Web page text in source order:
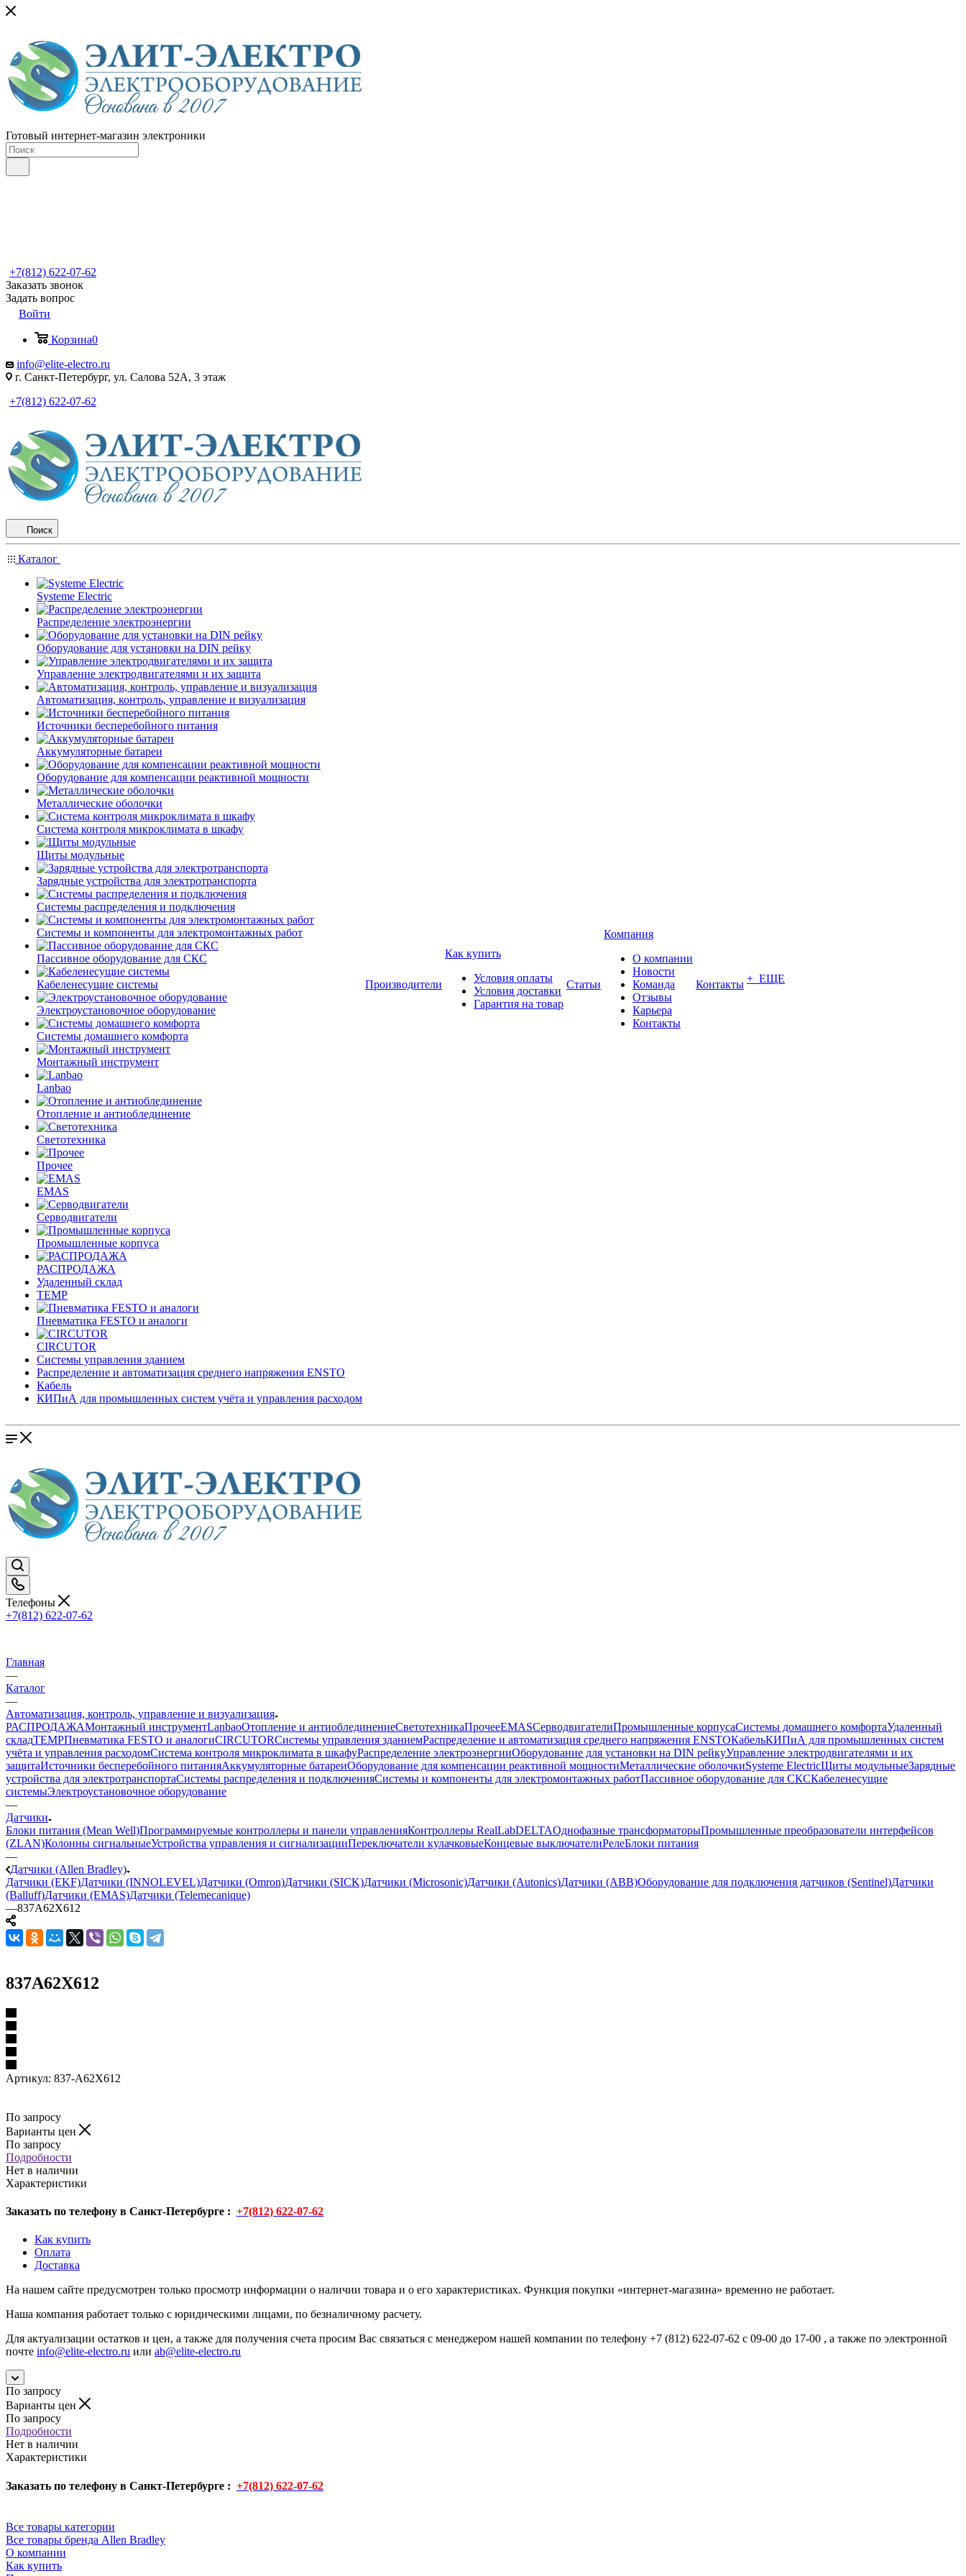
Готовый интернет-магазин электроники
+7(812) 622-07-62
Заказать звонок
Задать вопрос
Войти
Корзина0
info@elite-electro.ru
г. Санкт-Петербург, ул. Салова 52А, 3 этаж
+7(812) 622-07-62
Поиск
Каталог
Systeme Electric
Распределение электроэнергии
Оборудование для установки на DIN рейку
Управление электродвигателями и их защита
Автоматизация, контроль, управление и визуализация
Источники бесперебойного питания
Аккумуляторные батареи
Оборудование для компенсации реактивной мощности
Металлические оболочки
Система контроля микроклимата в шкафу
Щиты модульные
Зарядные устройства для электротранспорта
Системы распределения и подключения
Системы и компоненты для электромонтажных работ
Пассивное оборудование для СКС
Кабеленесущие системы
Электроустановочное оборудование
Системы домашнего комфорта
Монтажный инструмент
Lanbao
Отопление и антиоблединение
Светотехника
Прочее
EMAS
Cерводвигатели
Промышленные корпуса
РАСПРОДАЖА
Удаленный склад
TEMP
Пневматика FESTO и аналоги
CIRCUTOR
Системы управления зданием
Распределение и автоматизация среднего напряжения ENSTO
Кабель
КИПиА для промышленных систем учёта и управления расходом
Производители
Как купить
Условия оплаты
Условия доставки
Гарантия на товар
Статьи
Компания
О компании
Новости
Команда
Отзывы
Карьера
Контакты
Контакты + ЕЩЕ
Телефоны
+7(812) 622-07-62
Главная
—
Каталог
—
Автоматизация, контроль, управление и визуализация
РАСПРОДАЖАМонтажный инструментLanbaoОтопление и антиоблединениеСветотехникаПрочееEMASCерводвигателиПромышленные корпусаСистемы домашнего комфортаУдаленный
складTEMPПневматика FESTO и аналогиCIRCUTORСистемы управления зданиемРаспределение и автоматизация среднего напряжения ENSTOКабельКИПиА для промышленных систем
учёта и управления расходомСистема контроля микроклимата в шкафуРаспределение электроэнергииОборудование для установки на DIN рейкуУправление электродвигателями и их
защитаИсточники бесперебойного питанияАккумуляторные батареиОборудование для компенсации реактивной мощностиМеталлические оболочкиSysteme ElectricЩиты модульныеЗарядные
устройства для электротранспортаСистемы распределения и подключенияСистемы и компоненты для электромонтажных работПассивное оборудование для СКСКабеленесущие
системыЭлектроустановочное оборудование
—
Датчики
Блоки питания (Mean Well)Программируемые контроллеры и панели управленияКонтроллеры RealLabDELTAОднофазные трансформаторыПромышленные преобразователи интерфейсов
(ZLAN)Колонны сигнальныеУстройства управления и сигнализацииПереключатели кулачковыеКонцевые выключателиРелеБлоки питания
—
Датчики (Allen Bradley)
Датчики (EKF)Датчики (INNOLEVEL)Датчики (Omron)Датчики (SICK)Датчики (Microsonic)Датчики (Autonics)Датчики (ABB)Оборудование для подключения датчиков (Sentinel)Датчики
(Balluff)Датчики (EMAS)Датчики (Telemecanique)
—837A62X612
837A62X612
Артикул: 837-A62X612
По запросу
Варианты цен
По запросу
Подробности
Нет в наличии
Характеристики
Заказать по телефону в Санкт-Петербурге : +7(812) 622-07-62
Как купить
Оплата
Доставка
На нашем сайте предусмотрен только просмотр информации о наличии товара и о его характеристиках. Функция покупки «интернет-магазина» временно не работает.
Наша компания работает только с юридическими лицами, по безналичному расчету.
Для актуализации остатков и цен, а также для получения счета просим Вас связаться с менеджером нашей компании по телефону +7 (812) 622-07-62 с 09-00 до 17-00 , а также по электронной
почте info@elite-electro.ru или ab@elite-electro.ru
По запросу
Варианты цен
По запросу
Подробности
Нет в наличии
Характеристики
Заказать по телефону в Санкт-Петербурге : +7(812) 622-07-62
Все товары категории
Все товары бренда Allen Bradley
О компании
Как купить